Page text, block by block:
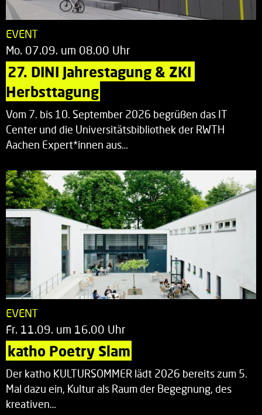
EVENT
Mo. 07.09. um 08.00 Uhr
27. DINI Jahrestagung & ZKI
Herbsttagung
Vom 7. bis 10. September 2026 begrüßen das IT
Center und die Universitätsbibliothek der RWTH
Aachen Expert*innen aus…
EVENT
Fr. 11.09. um 16.00 Uhr
katho Poetry Slam
Der katho KULTURSOMMER lädt 2026 bereits zum 5.
Mal dazu ein, Kultur als Raum der Begegnung, des
kreativen…